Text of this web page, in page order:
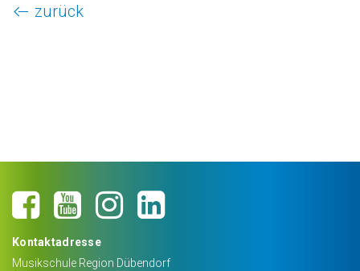
zurück
Kontaktadresse
Musikschule Region Dübendorf